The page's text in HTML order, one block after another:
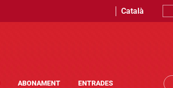
Català
ABONAMENT ENTRADES